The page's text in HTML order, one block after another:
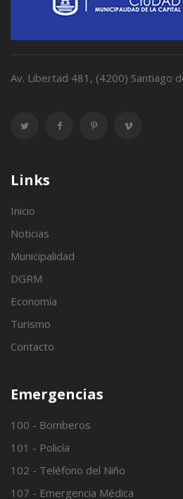
Av. Libertad 481, (4200) Santiago
Links
Inicio
Noticias
Municipalidad
DGRM
Economía
Turismo
Contacto
Emergencias
100 - Bomberos
101 - Policía
102 - Teléfono del Niño
107 - Emergencia Médica